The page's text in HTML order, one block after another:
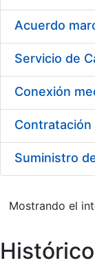
Acuerdo
Suministro
Mostrando el